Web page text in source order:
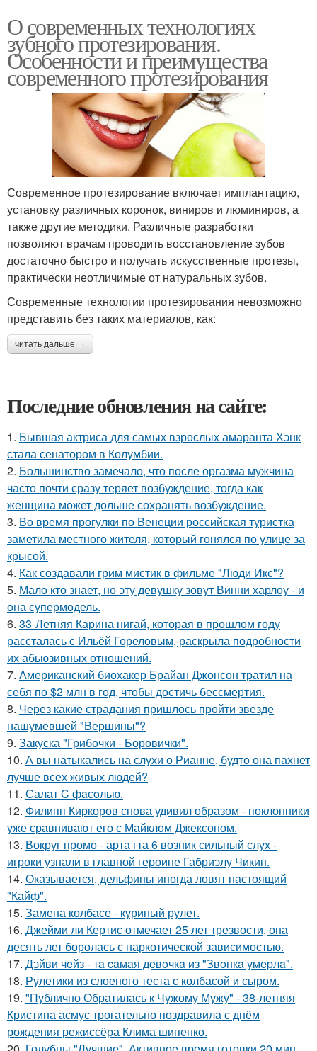
О современных технологиях
зубного протезирования.
Особенности и преимущества
современного протезирования
Современное протезирование включает имплантацию,
установку различных коронок, виниров и люминиров, а
также другие методики. Различные разработки
позволяют врачам проводить восстановление зубов
достаточно быстро и получать искусственные протезы,
практически неотличимые от натуральных зубов.
Современные технологии протезирования невозможно
представить без таких материалов, как:
читать дальше →
Последние обновления на сайте:
1. Бывшая актриса для самых взрослых амаранта Хэнк
стала сенатором в Колумбии.
2. Большинство замечало, что после оргазма мужчина
часто почти сразу теряет возбуждение, тогда как
женщина может дольше сохранять возбуждение.
3. Во время прогулки по Венеции российская туристка
заметила местного жителя, который гонялся по улице за
крысой.
4. Как создавали грим мистик в фильме "Люди Икс"?
5. Мало кто знает, но эту девушку зовут Винни харлоу - и
она супермодель.
6. 33-Летняя Карина нигай, которая в прошлом году
рассталась с Ильёй Гореловым, раскрыла подробности
их абьюзивных отношений.
7. Американский биохакер Брайан Джонсон тратил на
себя по $2 млн в год, чтобы достичь бессмертия.
8. Через какие страдания пришлось пройти звезде
нашумевшей "Вершины"?
9. Закуска "Грибочки - Боровички".
10. А вы натыкались на слухи о Рианне, будто она пахнет
лучше всех живых людей?
11. Салат C фaсoлью.
12. Филипп Киркоров снова удивил образом - поклонники
уже сравнивают его с Майклом Джексоном.
13. Вокруг промо - арта гта 6 возник сильный слух -
игроки узнали в главной героине Габриэлу Чикин.
14. Оказывается, дельфины иногда ловят настоящий
"Кайф".
15. Замена колбасе - куриный рулет.
16. Джейми ли Кертис отмечает 25 лет трезвости, она
десять лет боролась с наркотической зависимостью.
17. Дэйви чeйз - тa caмaя дeвoчкa из "Звoнкa умepлa".
18. Рулетики из слоеного теста с колбасой и сыром.
19. "Публично Обратилась к Чужому Мужу" - 38-летняя
Кристина асмус трогательно поздравила с днём
рождения режиссёра Клима шипенко.